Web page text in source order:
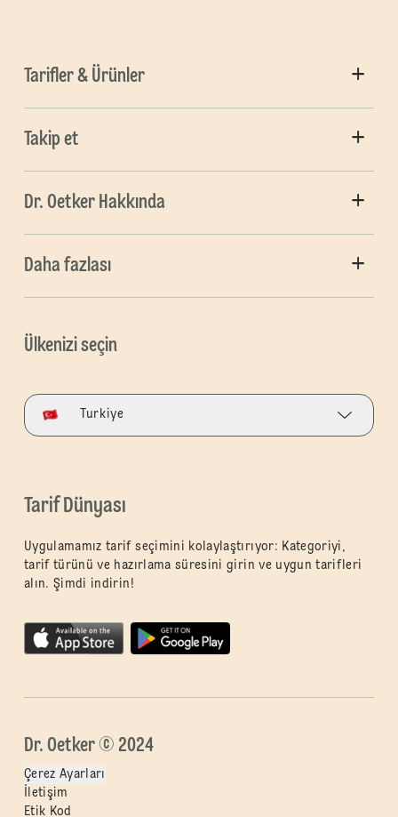
Tarifler & Ürünler
Takip et
Dr. Oetker Hakkında
Daha fazlası
Ülkenizi seçin
Turkiye
Tarif Dünyası
Uygulamamız tarif seçimini kolaylaştırıyor: Kategoriyi,
tarif türünü ve hazırlama süresini girin ve uygun tarifleri
alın. Şimdi indirin!
Dr. Oetker © 2024
Çerez Ayarları
İletişim
Etik Kod